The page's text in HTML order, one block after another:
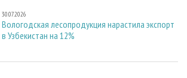
30.07.2026
Вологодская лесопродукция нарастила экспорт
в Узбекистан на 12%